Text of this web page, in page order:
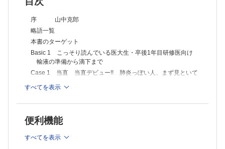
序 山中克郎
略語一覧
本書のターゲット
Basic 1 こっそり読んでいる医大生・卒後1年目研修医向け
輸液の準備から滴下まで
Case 1 当直 当直デビュー!! 肺炎っぽい人、まず見といて
ンを足すか？
Case 2 病棟 病棟管理デビュー!! とりあえず、点滴出しと
いて。
すべてを表示
便利機能
すべてを表示